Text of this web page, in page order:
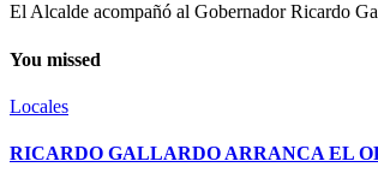
El Alcalde acompañó al Gobernador Ricardo
You missed
Locales
RICARDO GALLARDO ARRANCA EL